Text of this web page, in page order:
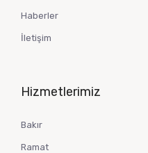
Haberler
İletişim
Hizmetlerimiz
Bakır
Ramat